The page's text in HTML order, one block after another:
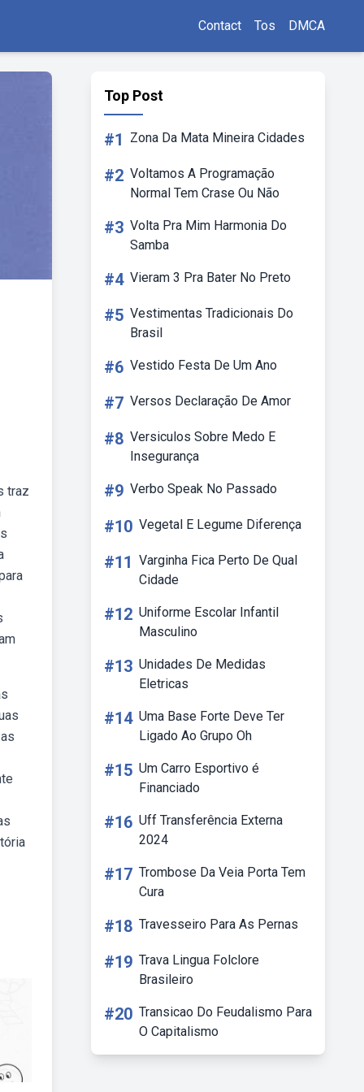
Contact Tos DMCA
traz
Top Post
#1 Zona Da Mata Mineira Cidades
#2 Voltamos A Programação
Normal Tem Crase Ou Não
#3 Volta Pra Mim Harmonia Do
Samba
#4 Vieram 3 Pra Bater No Preto
#5 Vestimentas Tradicionais Do
Brasil
#6 Vestido Festa De Um Ano
#7 Versos Declaração De Amor
#8 Versiculos Sobre Medo E
Insegurança
#9 Verbo Speak No Passado
#10 Vegetal E Legume Diferença
#11 Varginha Fica Perto De Qual
Cidade
#12 Uniforme Escolar Infantil
Masculino
#13 Unidades De Medidas
Eletricas
#14 Uma Base Forte Deve Ter
Ligado Ao Grupo Oh
#15 Um Carro Esportivo é
Financiado
#16 Uff Transferência Externa
2024
#17 Trombose Da Veia Porta Tem
Cura
#18 Travesseiro Para As Pernas
#19 Trava Lingua Folclore
Brasileiro
#20 Transicao Do Feudalismo Para
O Capitalismo